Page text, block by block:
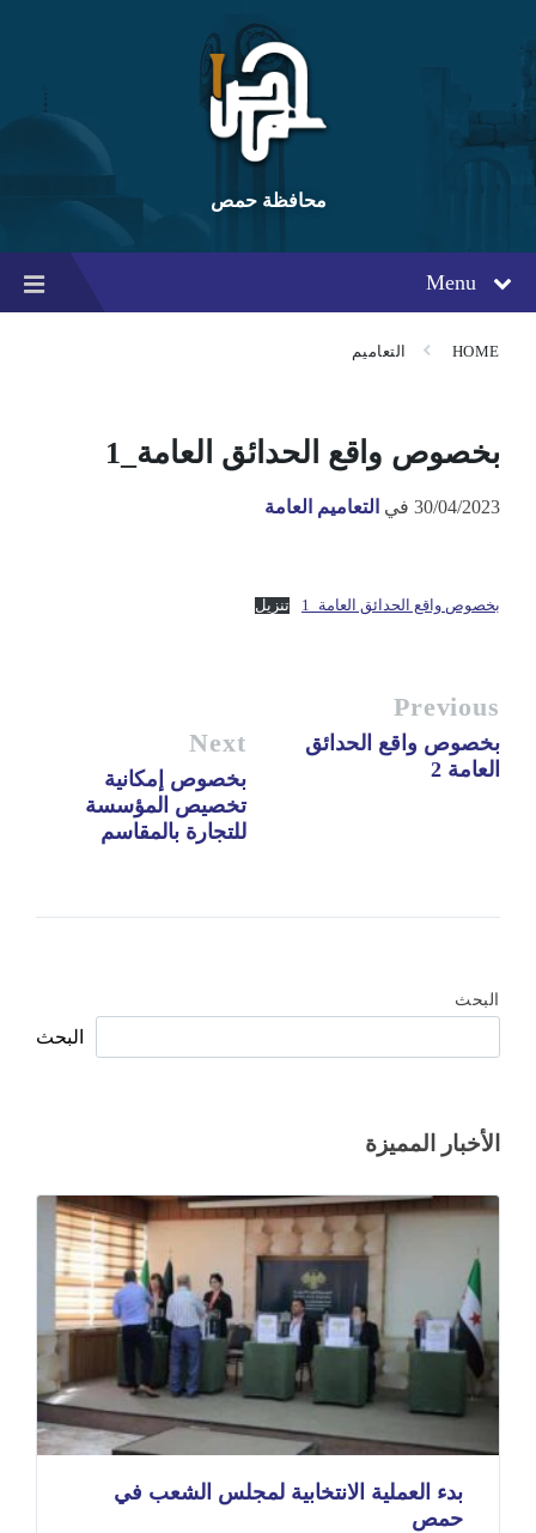
content
main
navigation
footer
محافظة حمص
Menu
HOME التعاميم
بخصوص واقع الحدائق العامة_1
30/04/2023 في التعاميم العامة
بخصوص واقع الحدائق العامة_1 تنزيل
Previous
بخصوص واقع الحدائق
العامة 2
Next
بخصوص إمكانية
تخصيص المؤسسة
للتجارة بالمقاسم
البحث
البحث
الأخبار المميزة
بدء العملية الانتخابية لمجلس الشعب في
حمص